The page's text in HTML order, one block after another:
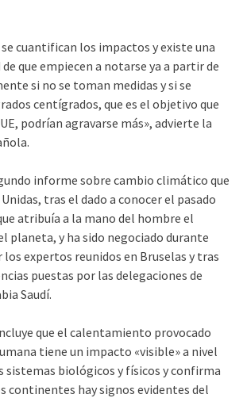
cuantifican los impactos y existe una
que empiecen a notarse ya a partir de
si no se toman medidas y si se
centígrados, que es el objetivo que
podrían agravarse más», advierte la
informe sobre cambio climático que
tras el dado a conocer el pasado
atribuía a la mano del hombre el
planeta, y ha sido negociado durante
expertos reunidos en Bruselas y tras
puestas por las delegaciones de
Saudí.
que el calentamiento provocado
tiene un impacto «visible» a nivel
sistemas biológicos y físicos y confirma
continentes hay signos evidentes del